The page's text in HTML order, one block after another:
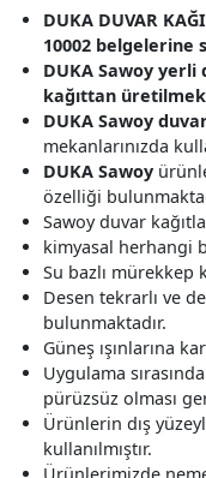
DUKA DUVAR
10002 belgelerine
DUKA Sawoy yerli
kağıttan
DUKA Sawoy
mekanlarınızda
DUKA Sawoy
özelliği
Sawoy duvar
kimyasal herhangi
Su bazlı mürekkep
Desen tekrarlı ve
bulunmaktadır.
Güneş ışınlarına
Uygulama
pürüzsüz olması
Ürünlerin dış
kullanılmıştır.
Ürünlerimizde